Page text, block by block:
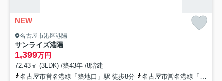
NEW
名古屋市港区港陽
サンライズ港陽
1,399万円
72.43㎡ (3LDK) /築43年 /8階建
名古屋市営名港線「築地口」駅 徒歩8分
名古屋市営名港線「港区役所」駅 徒歩12分